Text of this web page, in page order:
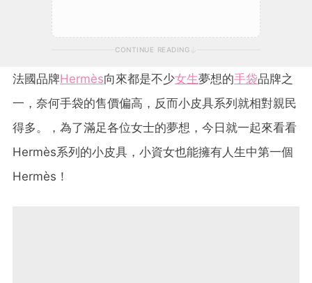
CONTINUE READING
法國品牌Hermès向來都是不少女生夢想的手袋品牌之
一，奈何手袋的售價偏高，反而小皮具系列就相對親民
得多。，為了滿足各位女士的夢想，今日就一起來看看
Hermès系列的小皮具，小資女也能擁有人生中第一個
Hermès！